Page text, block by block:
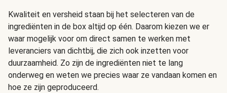
Kwaliteit en versheid staan bij het selecteren van de
ingrediënten in de box altijd op één. Daarom kiezen we er
waar mogelijk voor om direct samen te werken met
leveranciers van dichtbij, die zich ook inzetten voor
duurzaamheid. Zo zijn de ingrediënten niet te lang
onderweg en weten we precies waar ze vandaan komen en
hoe ze zijn geproduceerd.